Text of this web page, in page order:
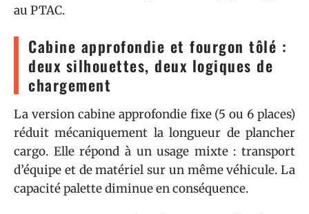
au PTAC.
Cabine approfondie et fourgon tôlé :
deux silhouettes, deux logiques de
chargement
La version cabine approfondie fixe (5 ou 6 places)
réduit mécaniquement la longueur de plancher
cargo. Elle répond à un usage mixte : transport
d’équipe et de matériel sur un même véhicule. La
capacité palette diminue en conséquence.